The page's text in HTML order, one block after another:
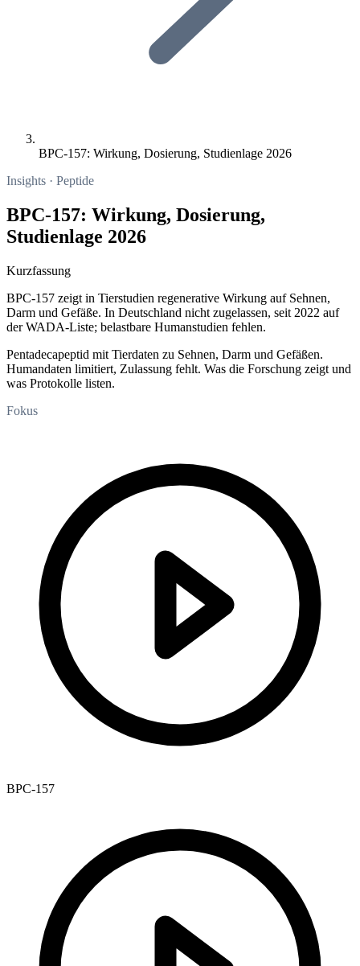
BPC-157: Wirkung, Dosierung, Studienlage 2026
Insights · Peptide
BPC-157: Wirkung, Dosierung,
Studienlage 2026
Kurzfassung
BPC-157 zeigt in Tierstudien regenerative Wirkung auf Sehnen,
Darm und Gefäße. In Deutschland nicht zugelassen, seit 2022 auf
der WADA-Liste; belastbare Humanstudien fehlen.
Pentadecapeptid mit Tierdaten zu Sehnen, Darm und Gefäßen.
Humandaten limitiert, Zulassung fehlt. Was die Forschung zeigt und
was Protokolle listen.
Fokus
BPC-157